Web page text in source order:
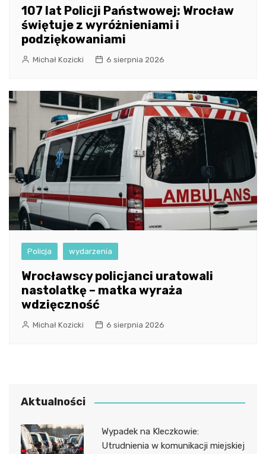
107 lat Policji Państwowej: Wrocław
świętuje z wyróżnieniami i
podziękowaniami
Michał Kozicki 6 sierpnia 2026
Policja wydarzenia
Wrocławscy policjanci uratowali
nastolatkę – matka wyraża
wdzięczność
Michał Kozicki 6 sierpnia 2026
Aktualności
Wypadek na Kleczkowie:
Utrudnienia w komunikacji miejskiej